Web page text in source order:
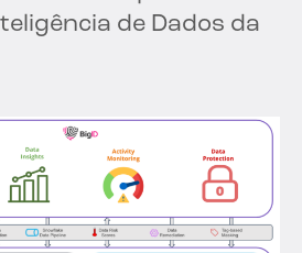
de Dados da